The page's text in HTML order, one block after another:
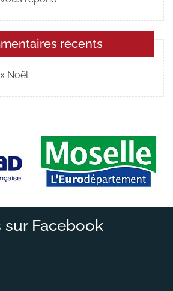
récents
Noël
sur Facebook